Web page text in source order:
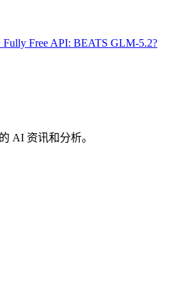
Fully Free API: BEATS GLM-5.2?
AI 资讯和分析。